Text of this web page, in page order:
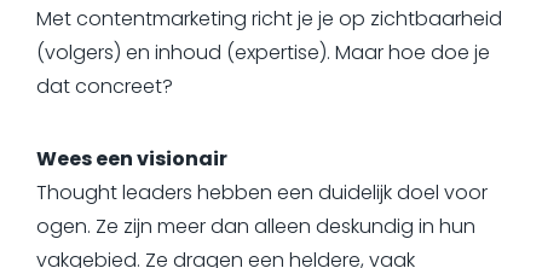
Met contentmarketing richt je je op zichtbaarheid
(volgers) en inhoud (expertise). Maar hoe doe je
dat concreet?
Wees een visionair
Thought leaders hebben een duidelijk doel voor
ogen. Ze zijn meer dan alleen deskundig in hun
vakgebied. Ze dragen een heldere, vaak